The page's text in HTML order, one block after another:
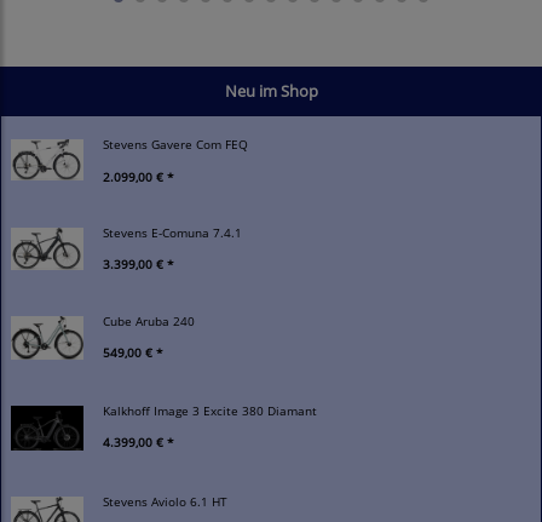
Neu im Shop
Stevens Gavere Com FEQ
2.099,00 € *
Stevens E-Comuna 7.4.1
3.399,00 € *
Cube Aruba 240
549,00 € *
Kalkhoff Image 3 Excite 380 Diamant
4.399,00 € *
Stevens Aviolo 6.1 HT